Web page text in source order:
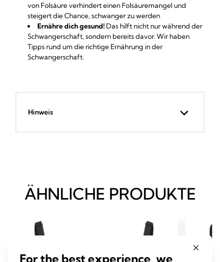
von Folsäure verhindert einen Folsäuremangel und
steigert die Chance, schwanger zu werden
Ernähre dich gesund! Das hilft nicht nur während der
Schwangerschaft, sondern bereits davor. Wir haben
Tipps rund um die richtige Ernährung in der
Schwangerschaft.
Hinweis
ÄHNLICHE PRODUKTE
For the best experience, we